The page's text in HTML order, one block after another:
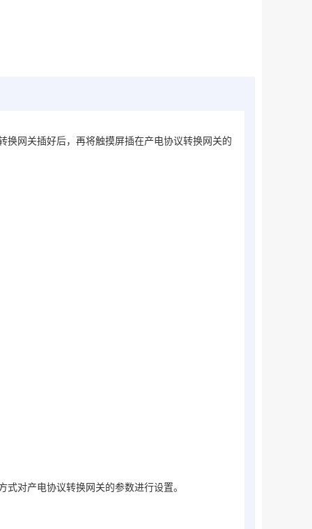
换网关插好后，再将触摸屏插在产电协议转换网关的
式对产电协议转换网关的参数进行设置。